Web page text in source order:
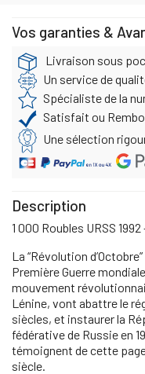
Vos garanties &
Livraison sous
Un service de
Spécialiste de la
Satisfait ou
Une sélection
Description
1 000 Roubles URSS
La “Révolution
Première Guerre
mouvement
Lénine, vont abattre le
siècles, et instaurer la
fédérative de Russie en
témoignent de cette
siècle.